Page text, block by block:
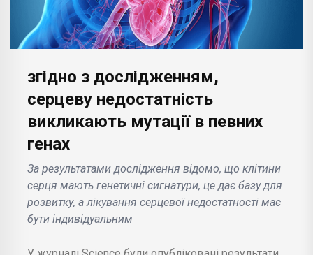
згідно з дослідженням,
серцеву недостатність
викликають мутації в певних
генах
За результатами дослідження відомо, що клітини
серця мають генетичні сигнатури, це дає базу для
розвитку, а лікування серцевої недостатності має
бути індивідуальним